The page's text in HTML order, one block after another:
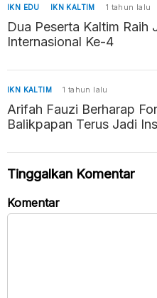
IKN EDU IKN KALTIM 1 tahun lalu
Dua Peserta Kaltim Raih
Internasional Ke-4
IKN KALTIM 1 tahun lalu
Arifah Fauzi Berharap
Balikpapan Terus Jadi
Tinggalkan Komentar
Komentar